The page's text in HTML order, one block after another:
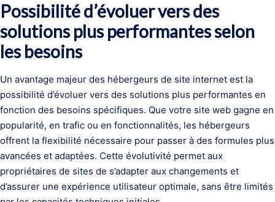
Possibilité d’évoluer vers des
solutions plus performantes selon
les besoins
Un avantage majeur des hébergeurs de site internet est la
possibilité d’évoluer vers des solutions plus performantes en
fonction des besoins spécifiques. Que votre site web gagne en
popularité, en trafic ou en fonctionnalités, les hébergeurs
offrent la flexibilité nécessaire pour passer à des formules plus
avancées et adaptées. Cette évolutivité permet aux
propriétaires de sites de s’adapter aux changements et
d’assurer une expérience utilisateur optimale, sans être limités